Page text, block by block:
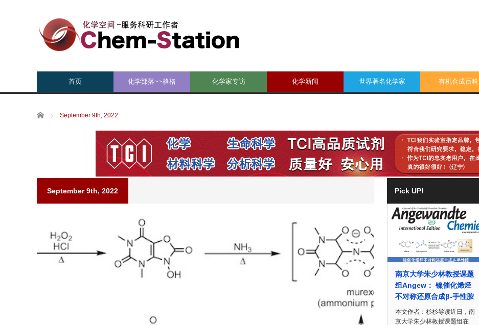
首页 化学部落~~格格 化学家专访 化学新闻 世界著名化学家 有机合成百科
Home September 9th, 2022
September 9th, 2022 Pick UP!
南京大学朱少林教授课题
组Angew： 镍催化烯烃
不对称还原合成β-手性胺
本文作者：杉杉导读近日，南
京大学朱少林教授课题组在